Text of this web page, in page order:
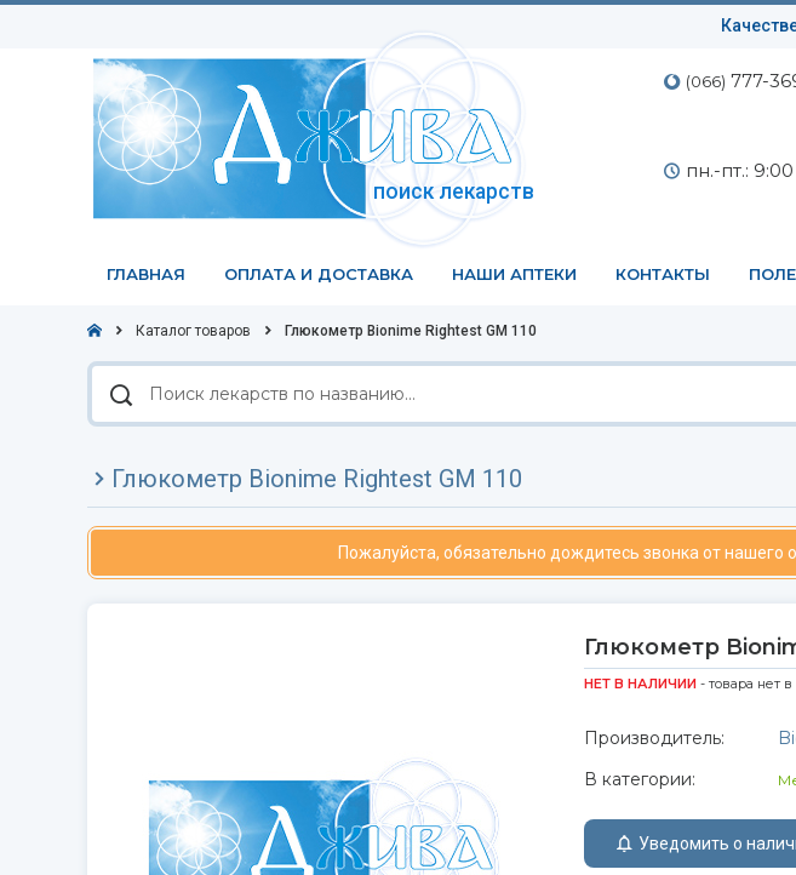
поиск лекарств
(066) 777-
пн.-пт.:
ГЛАВНАЯ ОПЛАТА И ДОСТАВКА НАШИ АПТЕКИ КОНТАКТЫ
Каталог товаров Глюкометр Bionime Rightest GM 110
Поиск
лекарств
по
Глюкометр Bionime Rightest GM 110
Пожалуйста, обязательно дождитесь звонка от
Глюкометр
НЕТ В НАЛИЧИИ - товара нет
Производитель:
В категории:
Уведомить о